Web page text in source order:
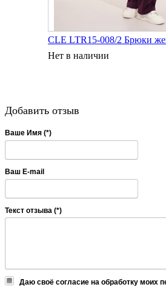
CLE LTR15-008/2 Брюки
Нет в наличии
Добавить отзыв
Ваше Имя (*)
Ваш E-mail
Текст отзыва (*)
Даю своё согласие на обработку моих